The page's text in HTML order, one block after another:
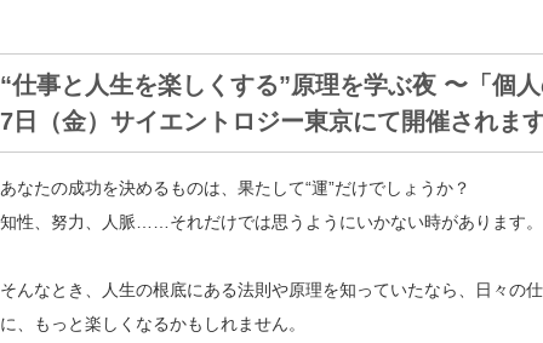
“仕事と人生を楽しくする”原理を学ぶ夜 〜「個
7日（金）サイエントロジー東京にて開催されま
あなたの成功を決めるものは、果たして“運”だけでしょうか？
知性、努力、人脈……それだけでは思うようにいかない時があります。
そんなとき、人生の根底にある法則や原理を知っていたなら、日々の
に、もっと楽しくなるかもしれません。